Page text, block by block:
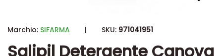
Marchio: SIFARMA | SKU: 971041951
Salipil Detergente Canova